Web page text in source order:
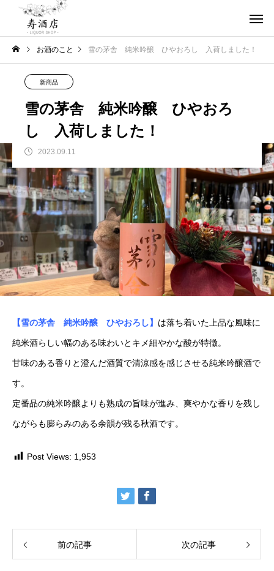
お酒のこと 雪の茅舎 純米吟醸 ひやおろし 入荷しました！
新商品
雪の茅舎 純米吟醸 ひやおろ
し 入荷しました！
2023.09.11
【雪の茅舎 純米吟醸 ひやおろし】 は落ち着いた上品な風味に
純米酒らしい幅のある味わいとキメ細やかな酸が特徴。
甘味のある香りと澄んだ酒質で清涼感を感じさせる純米吟醸酒で
す。
定番品の純米吟醸よりも熟成の旨味が進み、爽やかな香りを残し
ながらも膨らみのある余韻が残る秋酒です。
Post Views: 1,953
前の記事 次の記事